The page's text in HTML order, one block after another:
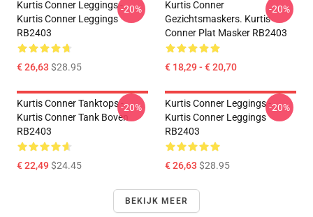
Kurtis Conner Leggings -
Kurtis Conner Leggings
RB2403
€ 26,63 $28.95
-20%
Kurtis Conner
Gezichtsmaskers. Kurtis
Conner Plat Masker RB2403
€ 18,29 - € 20,70
-20%
Kurtis Conner Tanktops -
Kurtis Conner Tank Boven
RB2403
€ 22,49$24.45
-20%
Kurtis Conner Leggings -
Kurtis Conner Leggings
RB2403
€ 26,63 $28.95
-20%
BEKIJK MEER